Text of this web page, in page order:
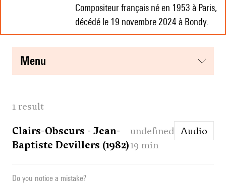
Compositeur français né en 1953 à Paris,
décédé le 19 novembre 2024 à Bondy.
menu
1 result
Clairs-Obscurs - Jean-
Baptiste Devillers (1982)
undefined
19 min
Audio
Do you notice a mistake?